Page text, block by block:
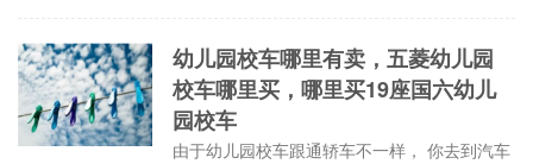
幼儿园校车哪里有卖，五菱幼儿园
校车哪里买，哪里买19座国六幼儿
园校车
由于幼儿园校车跟通轿车不一样， 你去到汽车